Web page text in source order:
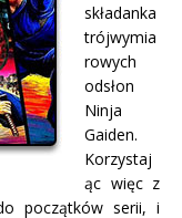
składanka
trójwymia
rowych
odsłon
Ninja
Gaiden.
Korzystaj
ąc więc z
początków serii, i